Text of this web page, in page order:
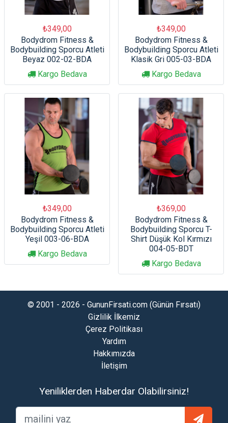
₺349,00
Bodydrom Fitness &
Bodybuilding Sporcu Atleti
Beyaz 002-02-BDA
Kargo Bedava
₺349,00
Bodydrom Fitness &
Bodybuilding Sporcu Atleti
Klasik Gri 005-03-BDA
Kargo Bedava
₺349,00
Bodydrom Fitness &
Bodybuilding Sporcu Atleti
Yeşil 003-06-BDA
Kargo Bedava
₺369,00
Bodydrom Fitness &
Bodybuilding Sporcu T-
Shirt Düşük Kol Kırmızı
004-05-BDT
Kargo Bedava
© 2001 - 2026 - GununFirsati.com (Günün Fırsatı)
Gizlilik İlkemiz
Çerez Politikası
Yardım
Hakkımızda
İletişim
Yeniliklerden Haberdar Olabilirsiniz!